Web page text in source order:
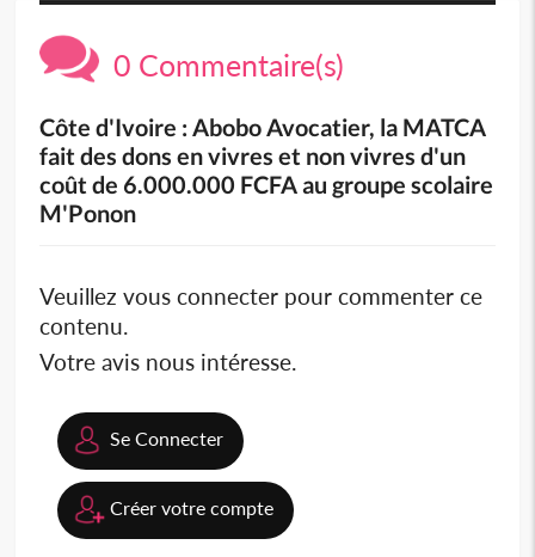
0 Commentaire(s)
Côte d'Ivoire : Abobo Avocatier, la MATCA
fait des dons en vivres et non vivres d'un
coût de 6.000.000 FCFA au groupe scolaire
M'Ponon
Veuillez vous connecter pour commenter ce
contenu.
Votre avis nous intéresse.
Se Connecter
Créer votre compte